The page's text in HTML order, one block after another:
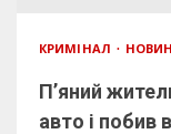
КРИМІНАЛ
П’яний
авто і побив